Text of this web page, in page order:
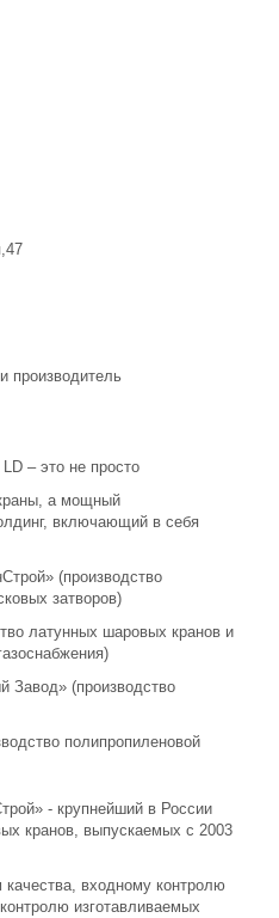
производитель
– это не просто
а мощный
включающий в себя
(производство
затворов)
латунных шаровых кранов и
Завод» (производство
полипропиленовой
- крупнейший в России
кранов, выпускаемых с 2003
входному контролю
изготавливаемых